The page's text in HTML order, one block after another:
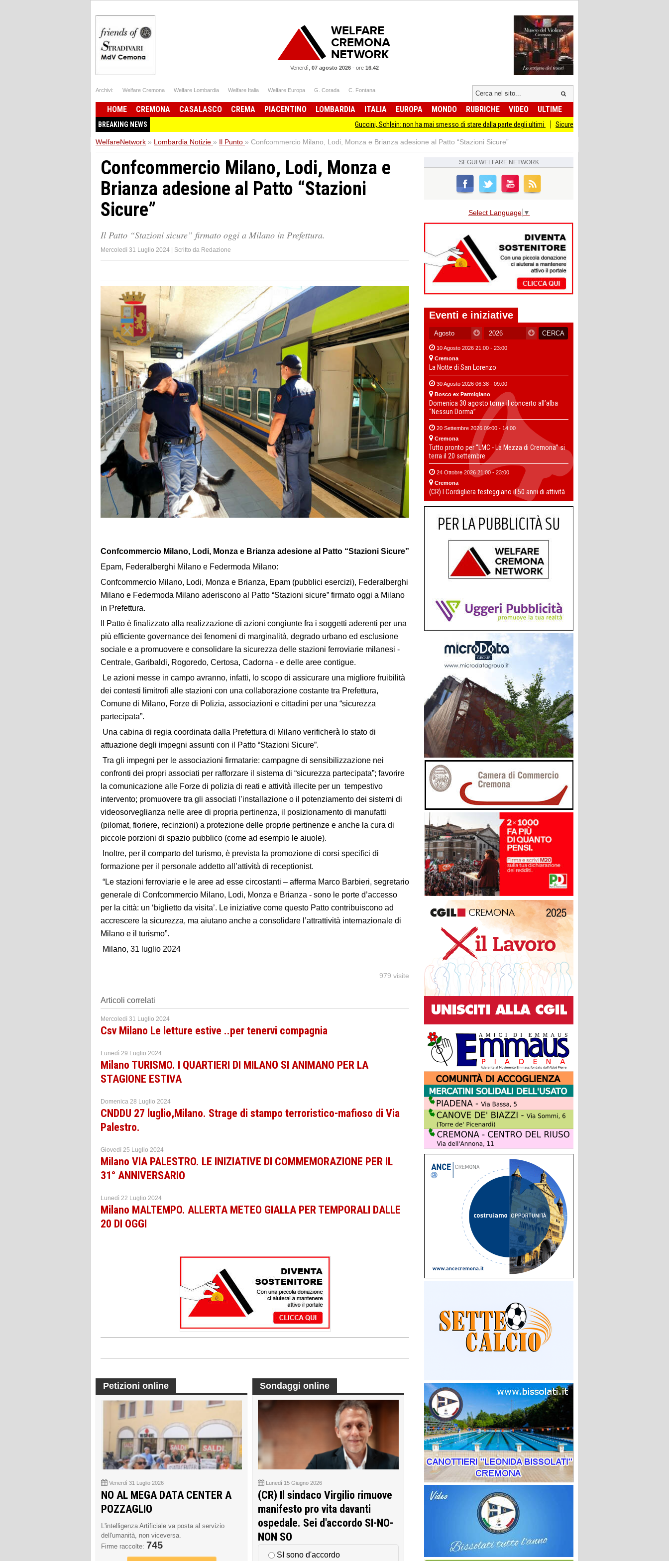
Venerdì, 07 agosto 2026 - ore 16.42
Archivi: Welfare Cremona Welfare Lombardia Welfare Italia Welfare Europa G. Corada C. Fontana
HOME CREMONA CASALASCO CREMA PIACENTINO LOMBARDIA ITALIA EUROPA MONDO RUBRICHE VIDEO ULTIME
BREAKING NEWS Guccini, Schlein: non ha mai smesso di stare dalla parte degli ultimi Sicurezza I Giovani Democratici ribattono ai Giovani di
WelfareNetwork » Lombardia Notizie » Il Punto » Confcommercio Milano, Lodi, Monza e Brianza adesione al Patto “Stazioni Sicure”
Confcommercio Milano, Lodi, Monza e
Brianza adesione al Patto “Stazioni
Sicure”
Il Patto “Stazioni sicure” firmato oggi a Milano in Prefettura.
Mercoledì 31 Luglio 2024 | Scritto da Redazione
Confcommercio Milano, Lodi, Monza e Brianza adesione al Patto “Stazioni Sicure”
Epam, Federalberghi Milano e Federmoda Milano:
Confcommercio Milano, Lodi, Monza e Brianza, Epam (pubblici esercizi), Federalberghi
Milano e Federmoda Milano aderiscono al Patto “Stazioni sicure” firmato oggi a Milano
in Prefettura.
Il Patto è finalizzato alla realizzazione di azioni congiunte fra i soggetti aderenti per una
più efficiente governance dei fenomeni di marginalità, degrado urbano ed esclusione
sociale e a promuovere e consolidare la sicurezza delle stazioni ferroviarie milanesi -
Centrale, Garibaldi, Rogoredo, Certosa, Cadorna - e delle aree contigue.
Le azioni messe in campo avranno, infatti, lo scopo di assicurare una migliore fruibilità
dei contesti limitrofi alle stazioni con una collaborazione costante tra Prefettura,
Comune di Milano, Forze di Polizia, associazioni e cittadini per una “sicurezza
partecipata”.
Una cabina di regia coordinata dalla Prefettura di Milano verificherà lo stato di
attuazione degli impegni assunti con il Patto “Stazioni Sicure”.
Tra gli impegni per le associazioni firmatarie: campagne di sensibilizzazione nei
confronti dei propri associati per rafforzare il sistema di “sicurezza partecipata”; favorire
la comunicazione alle Forze di polizia di reati e attività illecite per un tempestivo
intervento; promuovere tra gli associati l’installazione o il potenziamento dei sistemi di
videosorveglianza nelle aree di propria pertinenza, il posizionamento di manufatti
(pilomat, fioriere, recinzioni) a protezione delle proprie pertinenze e anche la cura di
piccole porzioni di spazio pubblico (come ad esempio le aiuole).
Inoltre, per il comparto del turismo, è prevista la promozione di corsi specifici di
formazione per il personale addetto all’attività di receptionist.
“Le stazioni ferroviarie e le aree ad esse circostanti – afferma Marco Barbieri, segretario
generale di Confcommercio Milano, Lodi, Monza e Brianza - sono le porte d’accesso
per la città: un ‘biglietto da visita’. Le iniziative come questo Patto contribuiscono ad
accrescere la sicurezza, ma aiutano anche a consolidare l’attrattività internazionale di
Milano e il turismo”.
Milano, 31 luglio 2024
979 visite
Articoli correlati
Mercoledì 31 Luglio 2024
Csv Milano Le letture estive ..per tenervi compagnia
Lunedì 29 Luglio 2024
Milano TURISMO. I QUARTIERI DI MILANO SI ANIMANO PER LA
STAGIONE ESTIVA
Domenica 28 Luglio 2024
CNDDU 27 luglio,Milano. Strage di stampo terroristico-mafioso di Via
Palestro.
Giovedì 25 Luglio 2024
Milano VIA PALESTRO. LE INIZIATIVE DI COMMEMORAZIONE PER IL
31° ANNIVERSARIO
Lunedì 22 Luglio 2024
Milano MALTEMPO. ALLERTA METEO GIALLA PER TEMPORALI DALLE
20 DI OGGI
Petizioni online
Venerdì 31 Luglio 2026
NO AL MEGA DATA CENTER A
POZZAGLIO
L'intelligenza Artificiale va posta al servizio
dell'umanità, non viceversa.
Firme raccolte: 745
Sondaggi online
Lunedì 15 Giugno 2026
(CR) Il sindaco Virgilio rimuove
manifesto pro vita davanti
ospedale. Sei d'accordo SI-NO-
NON SO
SI sono d'accordo
SEGUI WELFARE NETWORK
Select Language ▼
Eventi e iniziative
10 Agosto 2026 21:00 - 23:00
Cremona
La Notte di San Lorenzo
30 Agosto 2026 06:38 - 09:00
Bosco ex Parmigiano
Domenica 30 agosto torna il concerto all’alba
“Nessun Dorma”
20 Settembre 2026 09:00 - 14:00
Cremona
Tutto pronto per “LMC - La Mezza di Cremona” si
terra il 20 settembre
24 Ottobre 2026 21:00 - 23:00
Cremona
(CR) I Cordigliera festeggiano il 50 anni di attività